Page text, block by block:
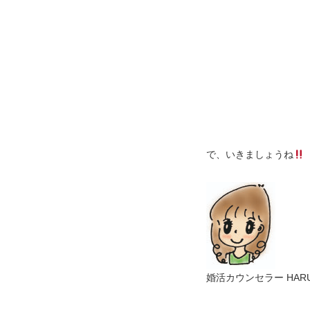
で、いきましょうね
婚活カウンセラー